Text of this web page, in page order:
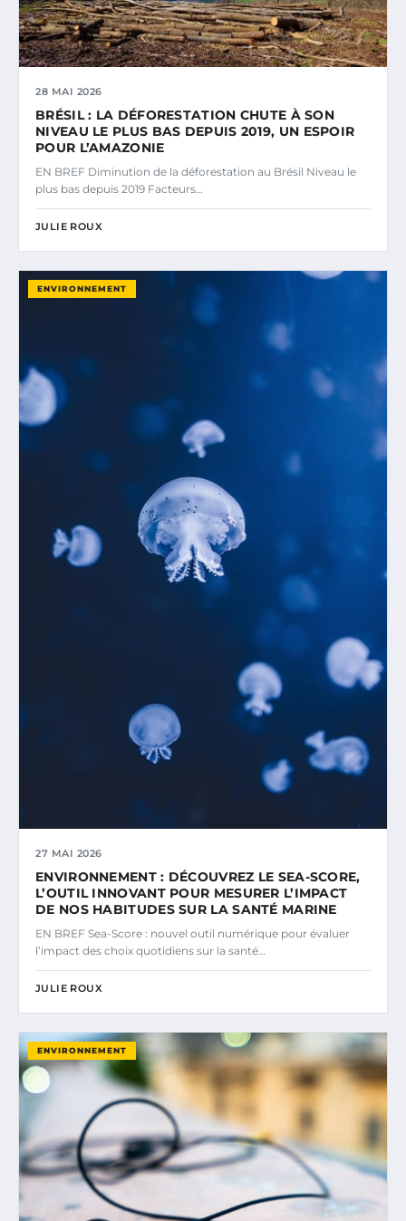
28 MAI 2026
BRÉSIL : LA DÉFORESTATION CHUTE À SON
NIVEAU LE PLUS BAS DEPUIS 2019, UN ESPOIR
POUR L’AMAZONIE
EN BREF Diminution de la déforestation au Brésil Niveau le
plus bas depuis 2019 Facteurs…
JULIE ROUX
ENVIRONNEMENT
27 MAI 2026
ENVIRONNEMENT : DÉCOUVREZ LE SEA-SCORE,
L’OUTIL INNOVANT POUR MESURER L’IMPACT
DE NOS HABITUDES SUR LA SANTÉ MARINE
EN BREF Sea-Score : nouvel outil numérique pour évaluer
l’impact des choix quotidiens sur la santé…
JULIE ROUX
ENVIRONNEMENT